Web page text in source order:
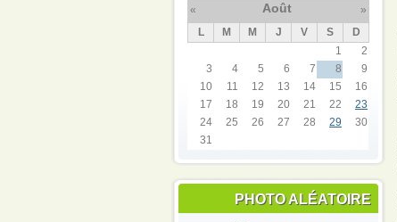
« Août
»
L
M M J V S
D
1
2
3
4 5 6 7 8
9
10
11 12 13 14 15
16
17
18 19 20 21 22
23
24
25 26 27 28 29
30
31
PHOTO ALÉATOIRE